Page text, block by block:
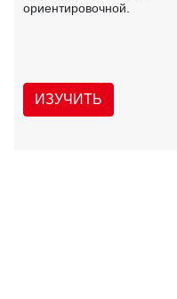
ориентировочной.
ИЗУЧИТЬ